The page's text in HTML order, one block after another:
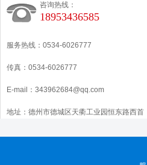
咨询热线：
18953436585
服务热线：0534-6026777
传真：0534-6026777
E-mail：343962684@qq.com
地址：德州市德城区天衢工业园恒东路西首